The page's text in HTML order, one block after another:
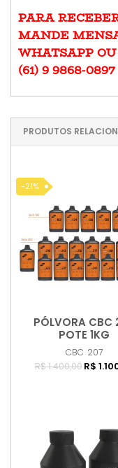
PARA
MANDE
WHATSAPP
(61) 9 9868-0897
PRODUTOS
-21%
PÓLVORA CBC
POTE 1KG
CBC 207
R$ 1.400,00 R$